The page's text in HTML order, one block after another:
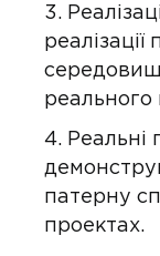
реального
Реальні
патерну
проектах.